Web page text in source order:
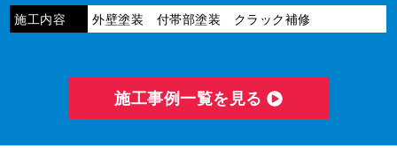
施工内容
外壁塗装 付帯部塗装 クラック補修
施⼯事例⼀覧を⾒る